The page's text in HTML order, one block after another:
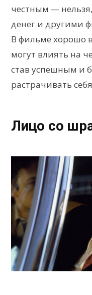
честным —
денег и другими
В фильме хорошо
могут влиять на
став успешным и
растрачивать
Лицо со